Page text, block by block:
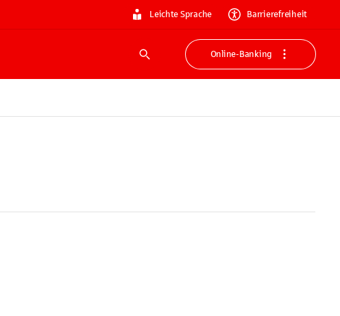
Leichte Sprache Barrierefreiheit
Suche
Online-Banking